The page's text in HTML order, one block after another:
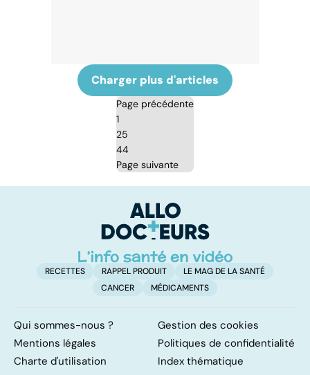
Charger plus d'articles
Page précédente
1
25
44
Page suivante
RECETTES RAPPEL PRODUIT
LE MAG DE LA SANTÉ
CANCER
MÉDICAMENTS
Qui sommes-nous ?
Gestion des cookies
Mentions légales
Politiques de confidentialité
Charte d'utilisation
Index thématique